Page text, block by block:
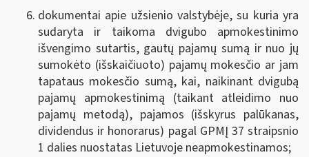
dokumentai apie užsienio valstybėje, su kuria yra
sudaryta ir taikoma dvigubo apmokestinimo
išvengimo sutartis, gautų pajamų sumą ir nuo jų
sumokėto (išskaičiuoto) pajamų mokesčio ar jam
tapataus mokesčio sumą, kai, naikinant dvigubą
pajamų apmokestinimą (taikant atleidimo nuo
pajamų metodą), pajamos (išskyrus palūkanas,
dividendus ir honorarus) pagal GPMĮ 37 straipsnio
1 dalies nuostatas Lietuvoje neapmokestinamos;